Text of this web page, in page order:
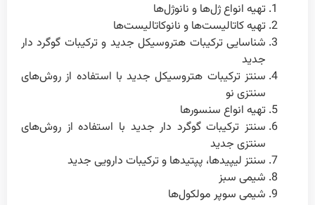
تهیه انواع ژل‌ها و نانو‌ژل‌ها
تهیه کاتالیست‌ها و نانو‌کاتالیست‌ها
شناسایی ترکیبات هتروسیکل جدید و ترکیبات گوگرد دار
جدید
سنتز ترکیبات هتروسیکل جدید با استفاده از روش‌های
سنتزی نو
تهیه انواع سنسورها
سنتز ترکیبات گوگرد‌ دار جدید با استفاده از روش‌های
سنتزی جدید
سنتز لیپیدها، پپتیدها و ترکیبات دارویی جدید
شیمی سبز
شیمی سوپر مولکول‌ها